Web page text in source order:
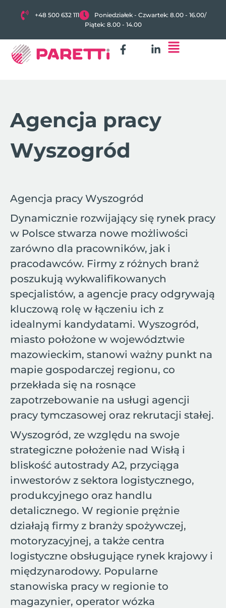
+48 500 632 111 Poniedziałek - Czwartek: 8.00 - 16.00/
Piątek: 8.00 - 14.00
Agencja pracy
Wyszogród
Agencja pracy Wyszogród
Dynamicznie rozwijający się rynek pracy
w Polsce stwarza nowe możliwości
zarówno dla pracowników, jak i
pracodawców. Firmy z różnych branż
poszukują wykwalifikowanych
specjalistów, a agencje pracy odgrywają
kluczową rolę w łączeniu ich z
idealnymi kandydatami. Wyszogród,
miasto położone w województwie
mazowieckim, stanowi ważny punkt na
mapie gospodarczej regionu, co
przekłada się na rosnące
zapotrzebowanie na usługi agencji
pracy tymczasowej oraz rekrutacji stałej.
Wyszogród, ze względu na swoje
strategiczne położenie nad Wisłą i
bliskość autostrady A2, przyciąga
inwestorów z sektora logistycznego,
produkcyjnego oraz handlu
detalicznego. W regionie prężnie
działają firmy z branży spożywczej,
motoryzacyjnej, a także centra
logistyczne obsługujące rynek krajowy i
międzynarodowy. Popularne
stanowiska pracy w regionie to
magazynier, operator wózka